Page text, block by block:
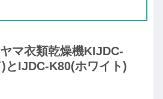
マ衣類乾燥機KIJDC-
とIJDC-K80(ホワイト)